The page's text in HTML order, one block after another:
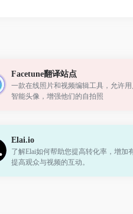
Facetune翻译站点
一款在线照片和视频编辑工具，允许
智能头像，增强他们的自拍照
Elai.io
了解Elai如何帮助您提高转化率，增加
提高观众与视频的互动。